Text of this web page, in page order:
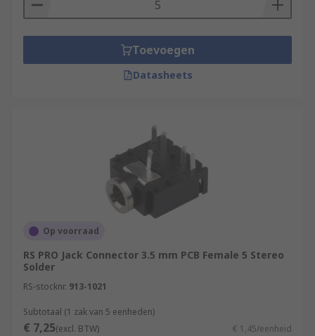
electronic devices.
Toevoegen
Datasheets
Op voorraad
RS PRO Jack Connector 3.5 mm PCB Female 5 Stereo
Solder
RS-stocknr. 913-1021
Subtotaal (1 zak van 5 eenheden)
€ 7,25(excl. BTW) € 1,45/eenheid